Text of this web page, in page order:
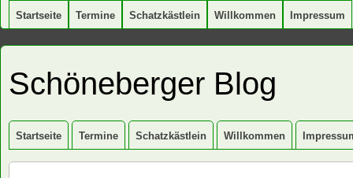
Startseite Termine Schatzkästlein Willkommen Impressum
Schöneberger Blog
Startseite Termine Schatzkästlein Willkommen